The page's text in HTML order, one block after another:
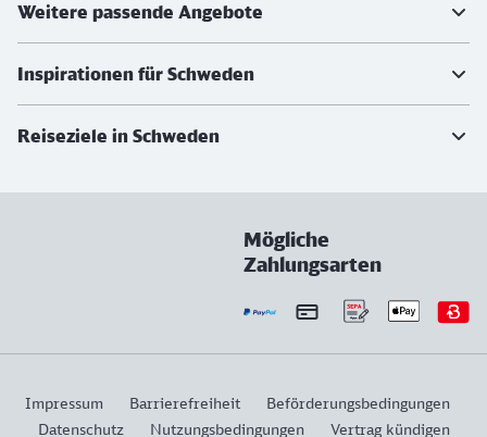
Weitere passende Angebote
Inspirationen für Schweden
Reiseziele in Schweden
Mögliche
Zahlungsarten
Impressum Barrierefreiheit
Beförderungsbedingungen
Datenschutz
Nutzungsbedingungen Vertrag kündigen